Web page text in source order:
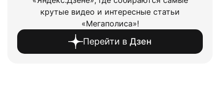
крутые видео и интересные статьи
«Мегаполиса»!
Перейти в Дзен